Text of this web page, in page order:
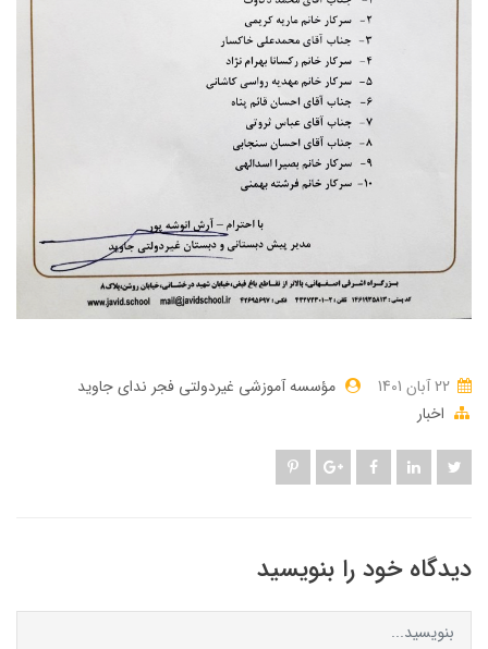
مؤسسه آموزشی غیردولتی فجر ندای جاوید
اخبار
دیدگاه خود را بنویسید